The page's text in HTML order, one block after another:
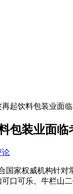
再起饮料包装业面
包装业面临
论
家权威机构针对常
口可乐、牛栏山